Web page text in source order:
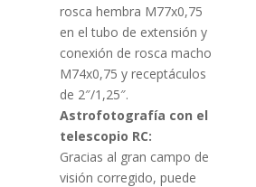
rosca hembra M77x0,75
en el tubo de extensión y
conexión de rosca macho
M74x0,75 y receptáculos
de 2″/1,25″.
Astrofotografía con el
telescopio RC:
Gracias al gran campo de
visión corregido, puede